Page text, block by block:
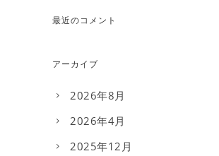
最近のコメント
アーカイブ
2026年8月
2026年4月
2025年12月